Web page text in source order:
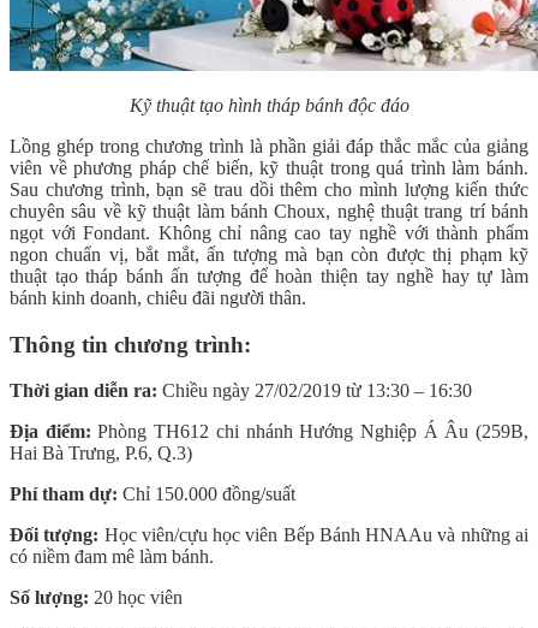
Kỹ thuật tạo hình tháp bánh độc đáo
Lồng ghép trong chương trình là phần giải đáp thắc mắc của giảng
viên về phương pháp chế biến, kỹ thuật trong quá trình làm bánh.
Sau chương trình, bạn sẽ trau dồi thêm cho mình lượng kiến thức
chuyên sâu về kỹ thuật làm bánh Choux, nghệ thuật trang trí bánh
ngọt với Fondant. Không chỉ nâng cao tay nghề với thành phẩm
ngon chuẩn vị, bắt mắt, ấn tượng mà bạn còn được thị phạm kỹ
thuật tạo tháp bánh ấn tượng để hoàn thiện tay nghề hay tự làm
bánh kinh doanh, chiêu đãi người thân.
Thông tin chương trình:
Thời gian diễn ra: Chiều ngày 27/02/2019 từ 13:30 – 16:30
Địa điểm: Phòng TH612 chi nhánh Hướng Nghiệp Á Âu (259B,
Hai Bà Trưng, P.6, Q.3)
Phí tham dự: Chỉ 150.000 đồng/suất
Đối tượng: Học viên/cựu học viên Bếp Bánh HNAAu và những ai
có niềm đam mê làm bánh.
Số lượng: 20 học viên